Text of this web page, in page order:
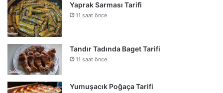
Yaprak Sarması Tarifi
11 saat önce
Tandır Tadında Baget Tarifi
11 saat önce
Yumuşacık Poğaça Tarifi